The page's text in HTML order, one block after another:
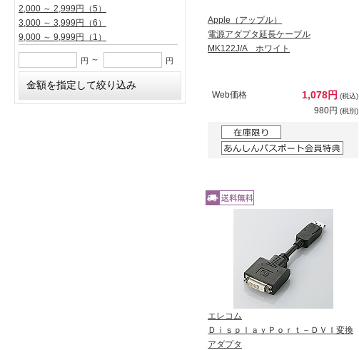
2,000 ～ 2,999円
（5）
3,000 ～ 3,999円
（6）
9,000 ～ 9,999円
（1）
円 ～ 円
Apple（アップル）
電源アダプタ延長ケーブル
MK122J/A ホワイト
Web価格 1,078円 (税込)
980円 (税別)
エレコム
ＤｉｓｐｌａｙＰｏｒｔ－ＤＶＩ変換
アダプタ